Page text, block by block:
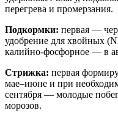
перегрева и промерзания.
Подкормки: первая —
удобрение для хвойных
калийно-фосфорное — в
Стрижка: первая
мае–июне и при
сентября — молодые
морозов.